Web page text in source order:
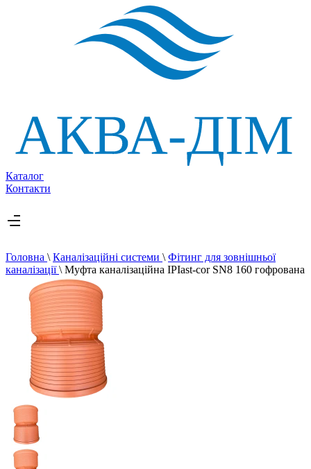
Каталог
Контакти
Головна \ Каналізаційні системи \ Фітинг для зовнішньої
каналізації\ Муфта каналізаційна IPIast-cor SN8 160 гофрована